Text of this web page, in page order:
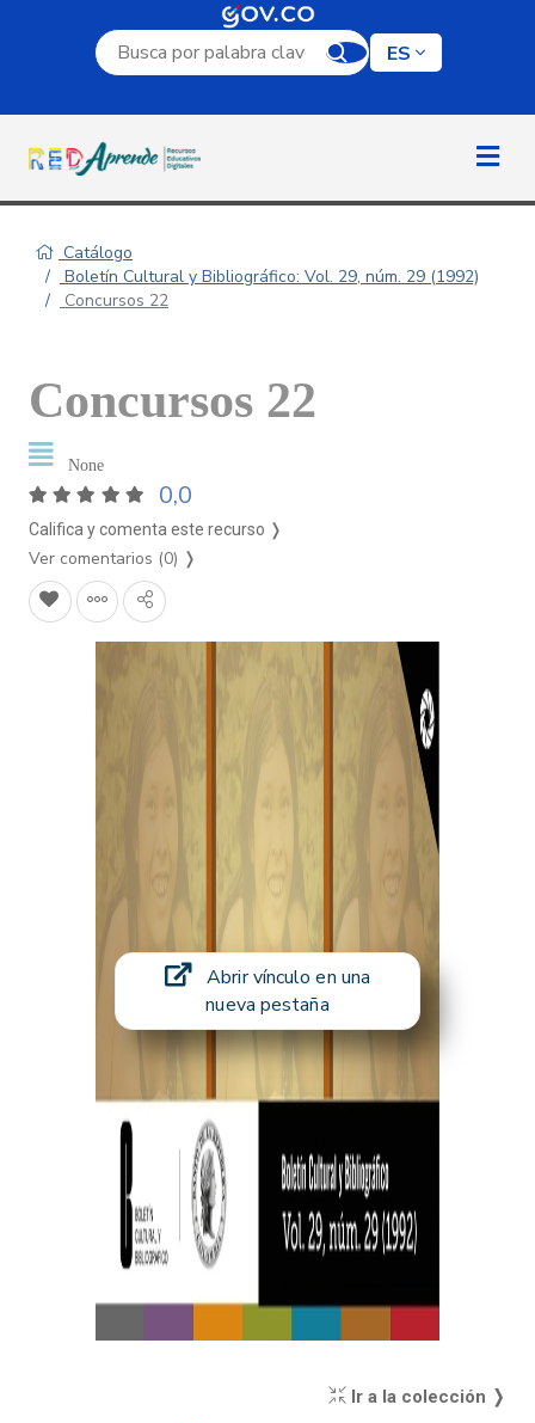
Campo de búsqueda por palabra clave
ES
Catálogo
Boletín Cultural y Bibliográfico: Vol. 29, núm. 29 (1992)
Concursos 22
Concursos 22
None
0,0
Califica y comenta este recurso ❭
Ver comentarios (0) ❭
Abrir vínculo en una
nueva pestaña
Ir a la colección ❭